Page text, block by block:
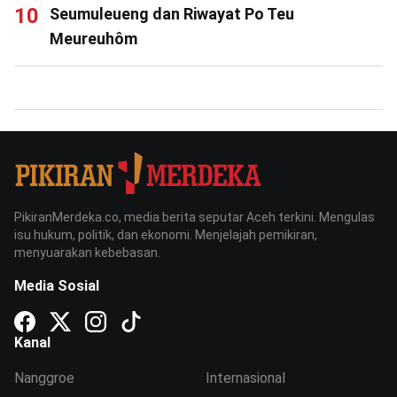
Seumuleueng dan Riwayat Po Teu
Meureuhôm
PikiranMerdeka.co, media berita seputar Aceh terkini. Mengulas
isu hukum, politik, dan ekonomi. Menjelajah pemikiran,
menyuarakan kebebasan.
Media Sosial
Kanal
Nanggroe
Internasional